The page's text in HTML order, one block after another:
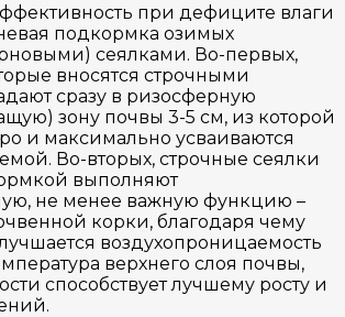
при дефиците влаги
подкормка озимых
сеялками. Во-первых,
вносятся строчными
сразу в ризосферную
зону почвы 3-5 см, из которой
и максимально усваиваются
Во-вторых, строчные сеялки
выполняют
не менее важную функцию –
корки, благодаря чему
воздухопроницаемость
верхнего слоя почвы,
способствует лучшему росту и